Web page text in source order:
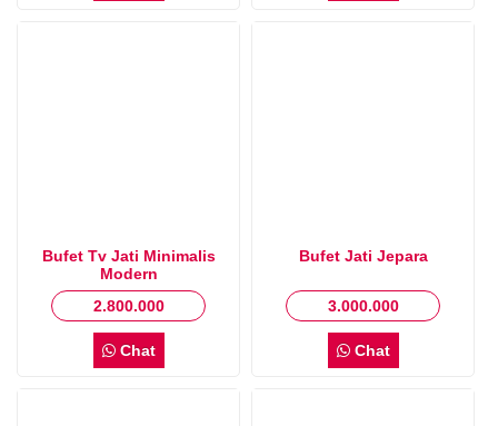
Bufet Tv Jati Minimalis
Modern
2.800.000
Chat
Bufet Jati Jepara
3.000.000
Chat